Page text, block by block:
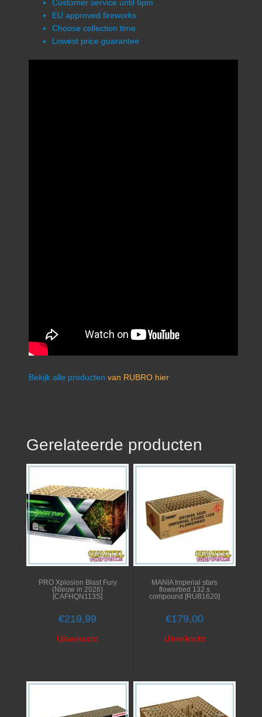
Customer service until 6pm
EU approved fireworks
Choose collection time
Lowest price guarantee
Bekijk alle producten van RUBRO hier
Gerelateerde producten
PRO Xplosion Blast Fury
(Nieuw in 2026)
[CAFHQN113S]
€219,99
Uitverkocht
MANIA Imperial stars
flowerbed 132.s
compound [RUB1620]
€179,00
Uitverkocht